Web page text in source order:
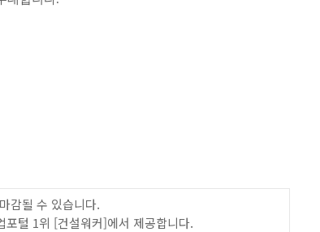
감될 수 있습니다.
털 1위 [건설워커]에서 제공합니다.